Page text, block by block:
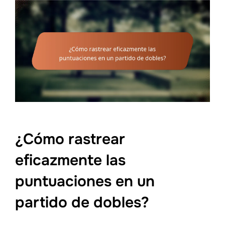
¿Cómo rastrear
eficazmente las
puntuaciones en un
partido de dobles?